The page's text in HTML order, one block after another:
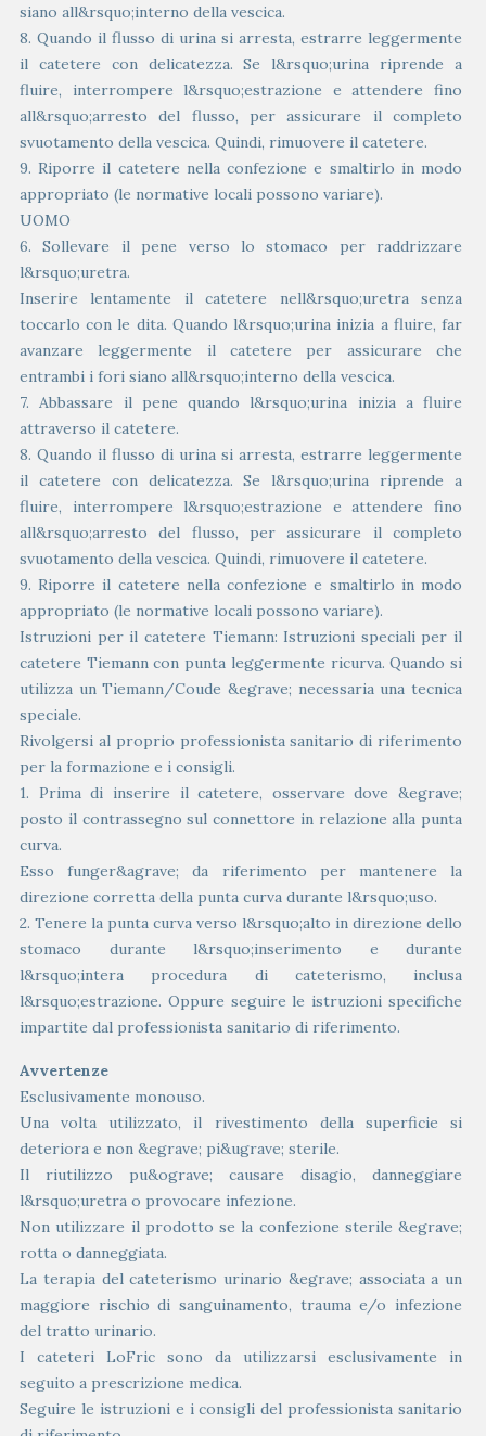
siano all&rsquo;interno della vescica.
8. Quando il flusso di urina si arresta, estrarre leggermente
il catetere con delicatezza. Se l&rsquo;urina riprende a
fluire, interrompere l&rsquo;estrazione e attendere fino
all&rsquo;arresto del flusso, per assicurare il completo
svuotamento della vescica. Quindi, rimuovere il catetere.
9. Riporre il catetere nella confezione e smaltirlo in modo
appropriato (le normative locali possono variare).
UOMO
6. Sollevare il pene verso lo stomaco per raddrizzare
l&rsquo;uretra.
Inserire lentamente il catetere nell&rsquo;uretra senza
toccarlo con le dita. Quando l&rsquo;urina inizia a fluire, far
avanzare leggermente il catetere per assicurare che
entrambi i fori siano all&rsquo;interno della vescica.
7. Abbassare il pene quando l&rsquo;urina inizia a fluire
attraverso il catetere.
8. Quando il flusso di urina si arresta, estrarre leggermente
il catetere con delicatezza. Se l&rsquo;urina riprende a
fluire, interrompere l&rsquo;estrazione e attendere fino
all&rsquo;arresto del flusso, per assicurare il completo
svuotamento della vescica. Quindi, rimuovere il catetere.
9. Riporre il catetere nella confezione e smaltirlo in modo
appropriato (le normative locali possono variare).
Istruzioni per il catetere Tiemann: Istruzioni speciali per il
catetere Tiemann con punta leggermente ricurva. Quando si
utilizza un Tiemann/Coude &egrave; necessaria una tecnica
speciale.
Rivolgersi al proprio professionista sanitario di riferimento
per la formazione e i consigli.
1. Prima di inserire il catetere, osservare dove &egrave;
posto il contrassegno sul connettore in relazione alla punta
curva.
Esso funger&agrave; da riferimento per mantenere la
direzione corretta della punta curva durante l&rsquo;uso.
2. Tenere la punta curva verso l&rsquo;alto in direzione dello
stomaco durante l&rsquo;inserimento e durante
l&rsquo;intera procedura di cateterismo, inclusa
l&rsquo;estrazione. Oppure seguire le istruzioni specifiche
impartite dal professionista sanitario di riferimento.
Avvertenze
Esclusivamente monouso.
Una volta utilizzato, il rivestimento della superficie si
deteriora e non &egrave; pi&ugrave; sterile.
Il riutilizzo pu&ograve; causare disagio, danneggiare
l&rsquo;uretra o provocare infezione.
Non utilizzare il prodotto se la confezione sterile &egrave;
rotta o danneggiata.
La terapia del cateterismo urinario &egrave; associata a un
maggiore rischio di sanguinamento, trauma e/o infezione
del tratto urinario.
I cateteri LoFric sono da utilizzarsi esclusivamente in
seguito a prescrizione medica.
Seguire le istruzioni e i consigli del professionista sanitario